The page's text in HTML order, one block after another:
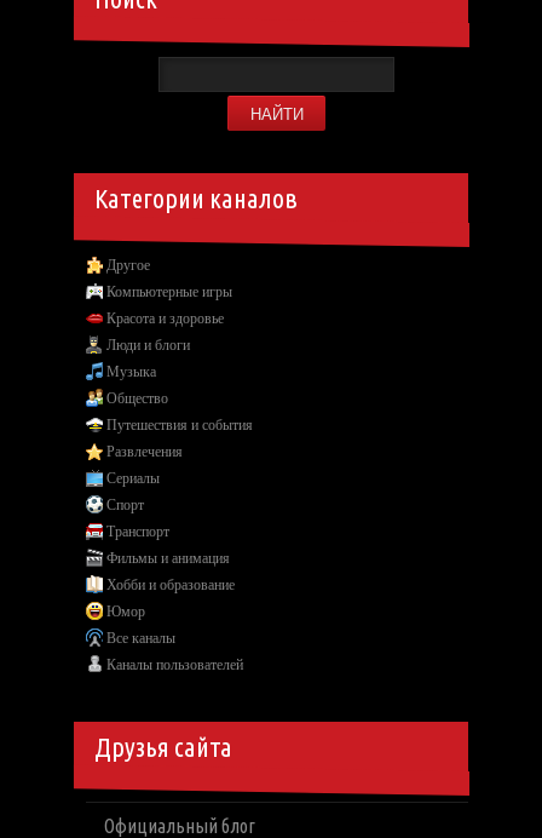
Категории каналов
Другое
Компьютерные игры
Красота и здоровье
Люди и блоги
Музыка
Общество
Путешествия и события
Развлечения
Сериалы
Спорт
Транспорт
Фильмы и анимация
Хобби и образование
Юмор
Все каналы
Каналы пользователей
Друзья сайта
Официальный блог